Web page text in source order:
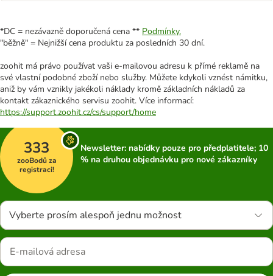
*DC = nezávazně doporučená cena ** Podmínky.
"běžně" = Nejnižší cena produktu za posledních 30 dní.
zoohit má právo používat vaši e-mailovou adresu k přímé reklamě na
své vlastní podobné zboží nebo služby. Můžete kdykoli vznést námitku,
aniž by vám vznikly jakékoli náklady kromě základních nákladů za
kontakt zákaznického servisu zoohit. Více informací:
https://support.zoohit.cz/cs/support/home
333
zooBodů za
registraci!
Newsletter: nabídky pouze pro předplatitele; 10
% na druhou objednávku pro nové zákazníky
Vyberte prosím alespoň jednu možnost